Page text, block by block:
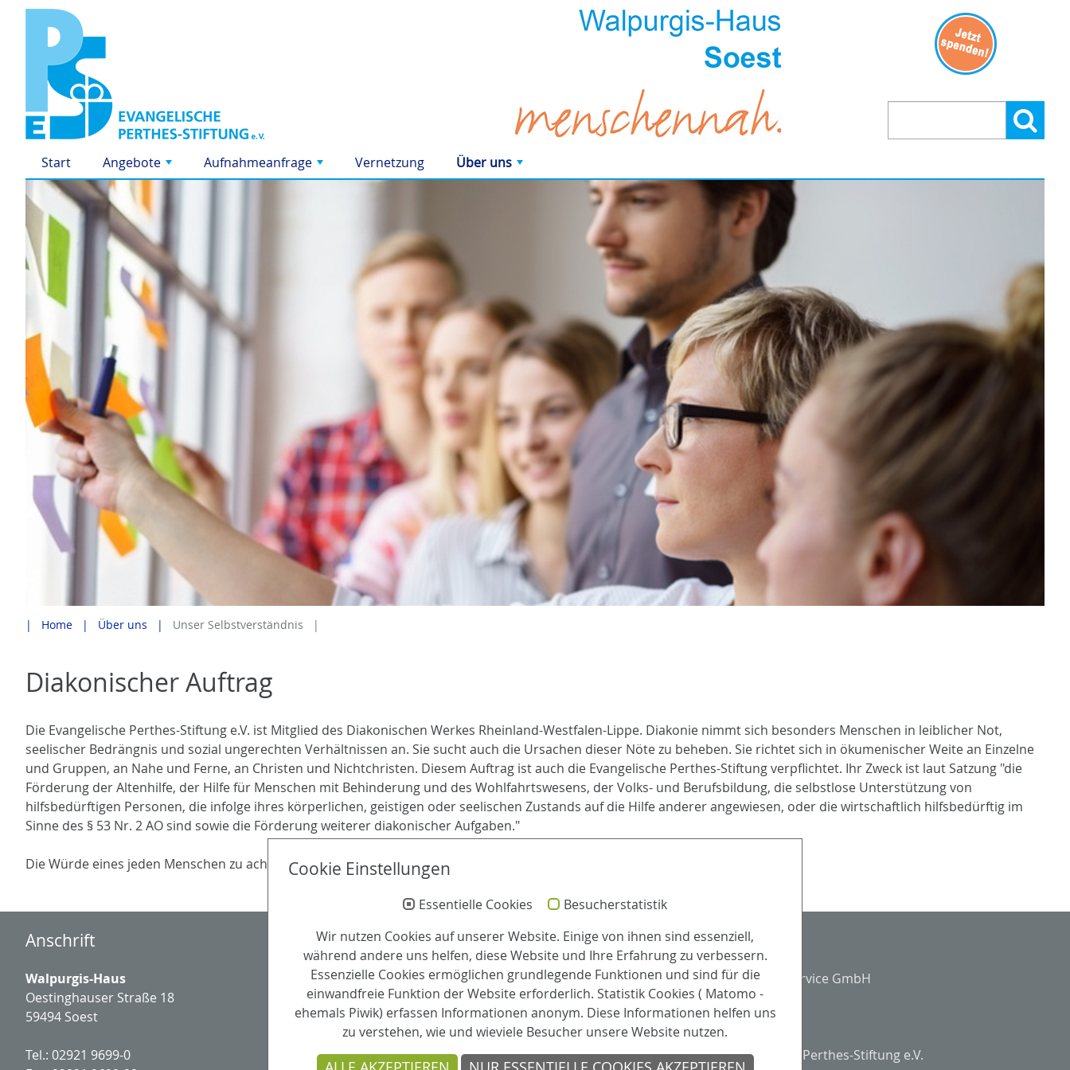
Suchen:
Start
+
Angebote
+
Aufnahmeanfrage Vernetzung
+
Über uns
Home Über uns Unser Selbstverständnis
Diakonischer Auftrag
Die Evangelische Perthes-Stiftung e.V. ist Mitglied des Diakonischen Werkes Rheinland-Westfalen-Lippe. Diakonie nimmt sich besonders Menschen in leiblicher Not,
seelischer Bedrängnis und sozial ungerechten Verhältnissen an. Sie sucht auch die Ursachen dieser Nöte zu beheben. Sie richtet sich in ökumenischer Weite an Einzelne
und Gruppen, an Nahe und Ferne, an Christen und Nichtchristen. Diesem Auftrag ist auch die Evangelische Perthes-Stiftung verpflichtet. Ihr Zweck ist laut Satzung "die
Förderung der Altenhilfe, der Hilfe für Menschen mit Behinderung und des Wohlfahrtswesens, der Volks- und Berufsbildung, die selbstlose Unterstützung von
hilfsbedürftigen Personen, die infolge ihres körperlichen, geistigen oder seelischen Zustands auf die Hilfe anderer angewiesen, oder die wirtschaftlich hilfsbedürftig im
Sinne des § 53 Nr. 2 AO sind sowie die Förderung weiterer diakonischer Aufgaben."
Die Würde eines jeden Menschen zu achten ist Wesensmerkmal unseres diakonischen Auftrages.
Anschrift
Walpurgis-Haus
Oestinghauser Straße 18
59494 Soest
Tel.: 02921 9699-0
Leitung
Einrichtungsleitung:
Alexandra Hense
Partner
Träger
Evangelische Perthes-Stiftung e.V.
Cookie Einstellungen
Essentielle Cookies
Besucherstatistik
Wir nutzen Cookies auf unserer Website. Einige von ihnen sind essenziell,
während andere uns helfen, diese Website und Ihre Erfahrung zu verbessern.
Essenzielle Cookies ermöglichen grundlegende Funktionen und sind für die
einwandfreie Funktion der Website erforderlich. Statistik Cookies ( Matomo -
ehemals Piwik) erfassen Informationen anonym. Diese Informationen helfen uns
zu verstehen, wie und wieviele Besucher unsere Website nutzen.